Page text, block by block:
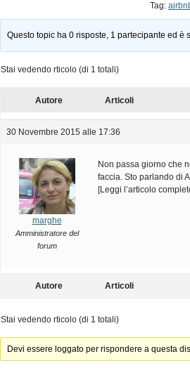
Tag:
Questo topic ha 0 risposte, 1 partecipante ed è
Stai vedendo rticolo (di 1 totali)
Autore Articoli
30 Novembre 2015 alle 17:36
marghe
Amministratore del
forum
Non passa giorno che
faccia. Sto parlando di
[Leggi l’articolo
Autore Articoli
Stai vedendo rticolo (di 1 totali)
Devi essere loggato per rispondere a questa